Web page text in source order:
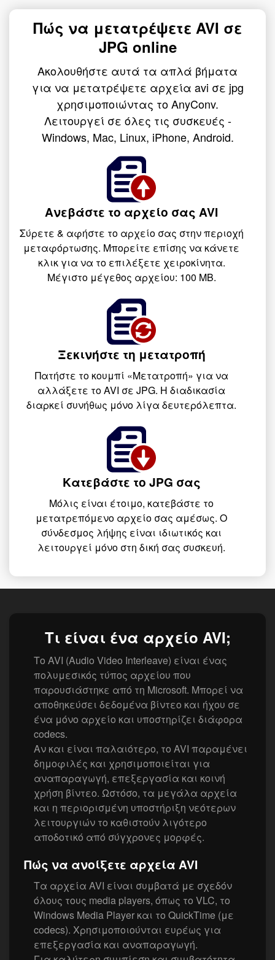
Πώς να μετατρέψετε AVI σε
JPG online
Ακολουθήστε αυτά τα απλά βήματα
για να μετατρέψετε αρχεία avi σε jpg
χρησιμοποιώντας το AnyConv.
Λειτουργεί σε όλες τις συσκευές -
Windows, Mac, Linux, iPhone, Android.
Ανεβάστε το αρχείο σας AVI
Σύρετε & αφήστε το αρχείο σας στην περιοχή
μεταφόρτωσης. Μπορείτε επίσης να κάνετε
κλικ για να το επιλέξετε χειροκίνητα.
Μέγιστο μέγεθος αρχείου: 100 MB.
Ξεκινήστε τη μετατροπή
Πατήστε το κουμπί «Μετατροπή» για να
αλλάξετε το AVI σε JPG. Η διαδικασία
διαρκεί συνήθως μόνο λίγα δευτερόλεπτα.
Κατεβάστε το JPG σας
Μόλις είναι έτοιμο, κατεβάστε το
μετατρεπόμενο αρχείο σας αμέσως. Ο
σύνδεσμος λήψης είναι ιδιωτικός και
λειτουργεί μόνο στη δική σας συσκευή.
Τι είναι ένα αρχείο AVI;
Το AVI (Audio Video Interleave) είναι ένας
πολυμεσικός τύπος αρχείου που
παρουσιάστηκε από τη Microsoft. Μπορεί να
αποθηκεύσει δεδομένα βίντεο και ήχου σε
ένα μόνο αρχείο και υποστηρίζει διάφορα
codecs.
Αν και είναι παλαιότερο, το AVI παραμένει
δημοφιλές και χρησιμοποιείται για
αναπαραγωγή, επεξεργασία και κοινή
χρήση βίντεο. Ωστόσο, τα μεγάλα αρχεία
και η περιορισμένη υποστήριξη νεότερων
λειτουργιών το καθιστούν λιγότερο
αποδοτικό από σύγχρονες μορφές.
Πώς να ανοίξετε αρχεία AVI
Τα αρχεία AVI είναι συμβατά με σχεδόν
όλους τους media players, όπως το VLC, το
Windows Media Player και το QuickTime (με
codecs). Χρησιμοποιούνται ευρέως για
επεξεργασία και αναπαραγωγή.